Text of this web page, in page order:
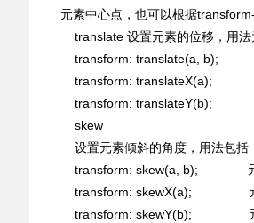
元素中心点，也可以根据
translate 设置元素的位移，用法
transform: translate(a, b);
transform: translateX(a);
transform: translateY(b);
skew
设置元素倾斜的角度，用法包括
transform: skew(a, b); 元素x
transform: skewX(a); 元素x
transform: skewY(b); 元素y